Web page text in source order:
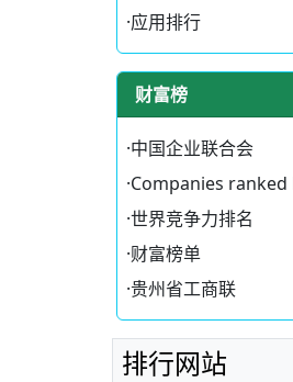
·应用排行
财富榜
·中国企业联合会
·Companies
·世界竞争力排名
·财富榜单
·贵州省工商联
排行网站